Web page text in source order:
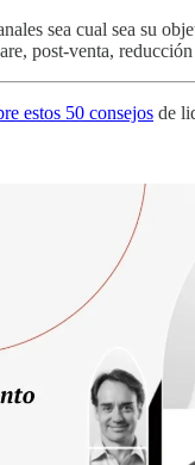
sea cual sea su
post-venta,
estos 50 consejos de